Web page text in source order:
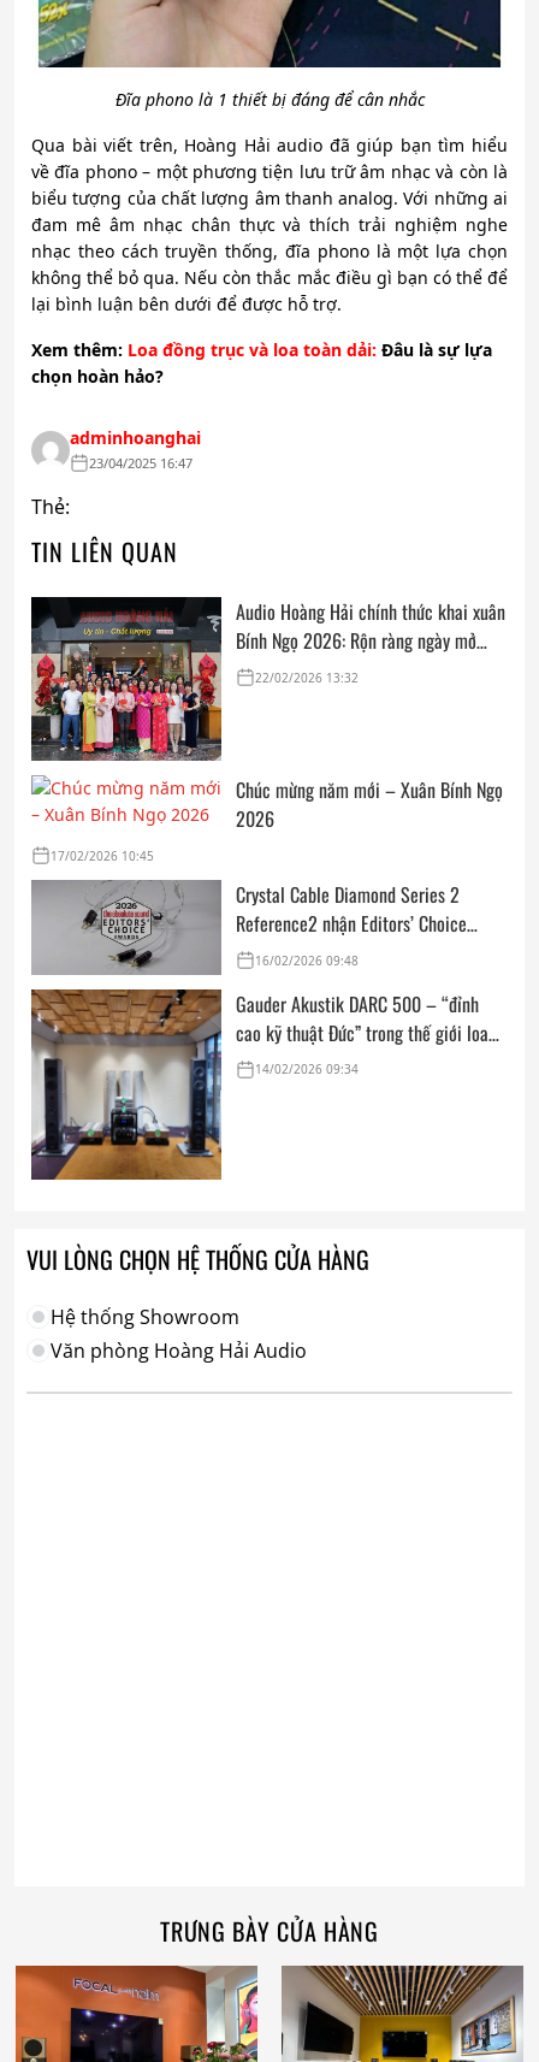
Đĩa phono là 1 thiết bị đáng để cân nhắc
Qua bài viết trên, Hoàng Hải audio đã giúp bạn tìm hiểu
về đĩa phono – một phương tiện lưu trữ âm nhạc và còn là
biểu tượng của chất lượng âm thanh analog. Với những ai
đam mê âm nhạc chân thực và thích trải nghiệm nghe
nhạc theo cách truyền thống, đĩa phono là một lựa chọn
không thể bỏ qua. Nếu còn thắc mắc điều gì bạn có thể để
lại bình luận bên dưới để được hỗ trợ.
Xem thêm: Loa đồng trục và loa toàn dải: Đâu là sự lựa
chọn hoàn hảo?
adminhoanghai
23/04/2025 16:47
Thẻ:
TIN LIÊN QUAN
Audio Hoàng Hải chính thức khai xuân
Bính Ngọ 2026: Rộn ràng ngày mở
cửa, trọn vẹn lời chúc đầu năm
22/02/2026 13:32
Chúc mừng năm mới – Xuân Bính Ngọ
2026
17/02/2026 10:45
Crystal Cable Diamond Series 2
Reference2 nhận Editors’ Choice
Award: Dedicated Audio 2026 từ The
16/02/2026 09:48
Gauder Akustik DARC 500 – “đỉnh
cao kỹ thuật Đức” trong thế giới loa
hi-end tham chiếu
14/02/2026 09:34
VUI LÒNG CHỌN HỆ THỐNG CỬA HÀNG
Hệ thống Showroom
Văn phòng Hoàng Hải Audio
TRƯNG BÀY CỬA HÀNG